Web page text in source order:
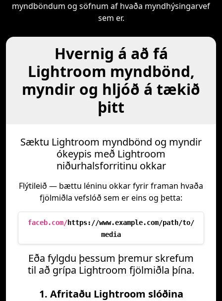
myndböndum og söfnum af hvaða myndhýsingarvef
sem er.
Hvernig á að fá
Lightroom myndbönd,
myndir og hljóð á tækið
þitt
Sæktu Lightroom myndbönd og myndir
ókeypis með Lightroom
niðurhalsforritinu okkar
Flýtileið — bættu léninu okkar fyrir framan hvaða
fjölmiðla vefslóð sem er eins og þetta:
faceb.com/https://www.example.com/path/to/
media
Eða fylgdu þessum þremur skrefum
til að grípa Lightroom fjölmiðla þína.
1. Afritaðu Lightroom slóðina